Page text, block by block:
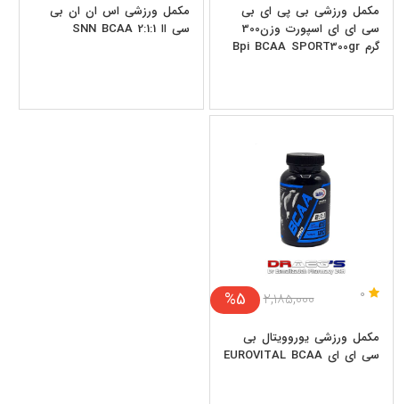
مکمل ورزشی بی پی ای بی
سی ای ای اسپورت وزن300
گرم Bpi BCAA SPORT300gr
مکمل ورزشی اس ان ان بی
سی اا SNN BCAA 2:1:1
0
%5 ۲,۱۸۵,۰۰۰
مکمل ورزشی یوروویتال بی
سی ای ای EUROVITAL BCAA